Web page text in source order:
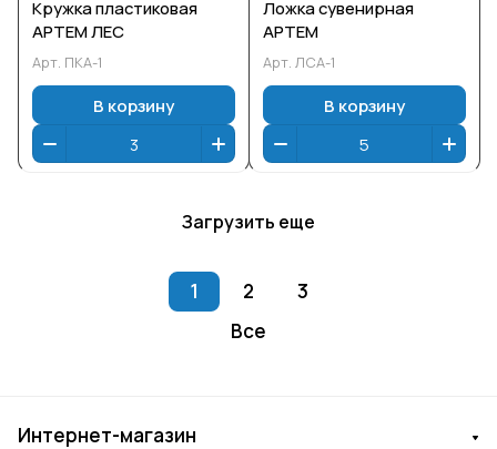
Кружка пластиковая
АРТЕМ ЛЕС
Арт. ПКА-1
В корзину
Ложка сувенирная
АРТЕМ
Арт. ЛСА-1
В корзину
Загрузить еще
1 2
3
Все
Интернет-магазин